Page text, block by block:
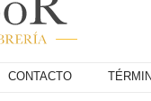
CONTACTO